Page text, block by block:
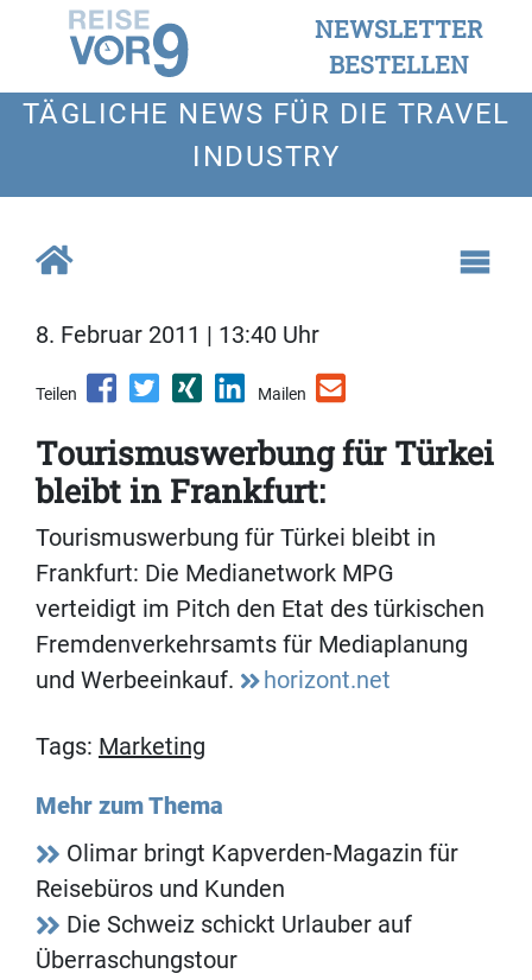
NEWSLETTER
BESTELLEN
TÄGLICHE NEWS FÜR DIE TRAVEL
INDUSTRY
8. Februar 2011 | 13:40 Uhr
Teilen Mailen
Tourismuswerbung für Türkei
bleibt in Frankfurt:
Tourismuswerbung für Türkei bleibt in
Frankfurt: Die Medianetwork MPG
verteidigt im Pitch den Etat des türkischen
Fremdenverkehrsamts für Mediaplanung
und Werbeeinkauf.
horizont.net
Tags: Marketing
Mehr zum Thema
Olimar bringt Kapverden-Magazin für
Reisebüros und Kunden
Die Schweiz schickt Urlauber auf
Überraschungstour